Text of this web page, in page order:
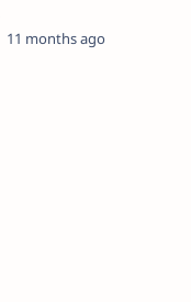
11 months ago